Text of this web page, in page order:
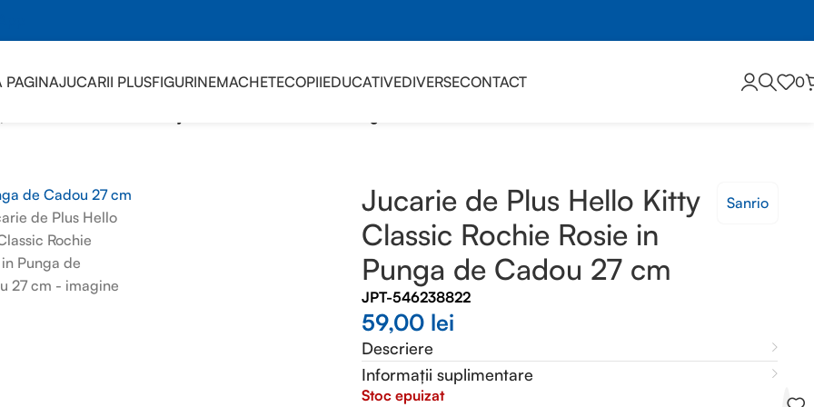
PAGINAJUCARII PLUSFIGURINEMACHETECOPIIEDUCATIVEDIVERSECONTACT
0
Jucarie de Plus Hello Kitty
Classic Rochie Rosie in
Punga de Cadou 27 cm
Sanrio
JPT-546238822
59,00 lei
Descriere
Informații suplimentare
Stoc epuizat